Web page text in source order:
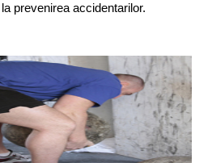
prevenirea accidentarilor.